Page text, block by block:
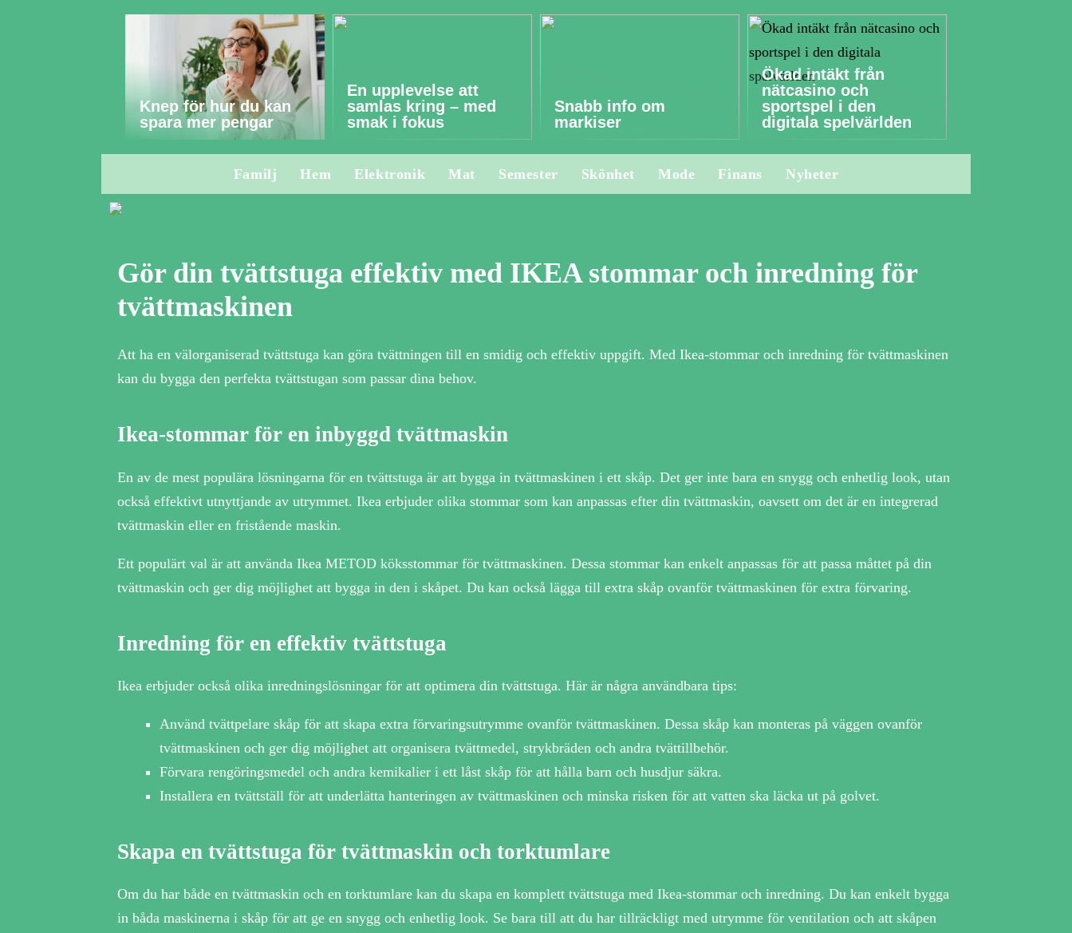
Knep för hur du kan
spara mer pengar
En upplevelse att
samlas kring – med
smak i fokus
Snabb info om
markiser
Ökad intäkt från
nätcasino och
sportspel i den
digitala spelvärlden
Familj Hem Elektronik Mat Semester Skönhet Mode Finans Nyheter
Gör din tvättstuga effektiv med IKEA stommar och inredning för
tvättmaskinen
Att ha en välorganiserad tvättstuga kan göra tvättningen till en smidig och effektiv uppgift. Med Ikea-stommar och inredning för tvättmaskinen
kan du bygga den perfekta tvättstugan som passar dina behov.
Ikea-stommar för en inbyggd tvättmaskin
En av de mest populära lösningarna för en tvättstuga är att bygga in tvättmaskinen i ett skåp. Det ger inte bara en snygg och enhetlig look, utan
också effektivt utnyttjande av utrymmet. Ikea erbjuder olika stommar som kan anpassas efter din tvättmaskin, oavsett om det är en integrerad
tvättmaskin eller en fristående maskin.
Ett populärt val är att använda Ikea METOD köksstommar för tvättmaskinen. Dessa stommar kan enkelt anpassas för att passa måttet på din
tvättmaskin och ger dig möjlighet att bygga in den i skåpet. Du kan också lägga till extra skåp ovanför tvättmaskinen för extra förvaring.
Inredning för en effektiv tvättstuga
Ikea erbjuder också olika inredningslösningar för att optimera din tvättstuga. Här är några användbara tips:
Använd tvättpelare skåp för att skapa extra förvaringsutrymme ovanför tvättmaskinen. Dessa skåp kan monteras på väggen ovanför
tvättmaskinen och ger dig möjlighet att organisera tvättmedel, strykbräden och andra tvättillbehör.
Förvara rengöringsmedel och andra kemikalier i ett låst skåp för att hålla barn och husdjur säkra.
Installera en tvättställ för att underlätta hanteringen av tvättmaskinen och minska risken för att vatten ska läcka ut på golvet.
Skapa en tvättstuga för tvättmaskin och torktumlare
Om du har både en tvättmaskin och en torktumlare kan du skapa en komplett tvättstuga med Ikea-stommar och inredning. Du kan enkelt bygga
in båda maskinerna i skåp för att ge en snygg och enhetlig look. Se bara till att du har tillräckligt med utrymme för ventilation och att skåpen